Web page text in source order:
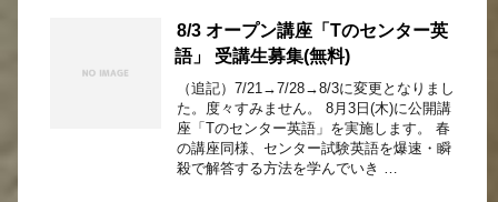
8/3 オープン講座「Tのセンター英
語」 受講生募集(無料)
（追記）7/21→7/28→8/3に変更となりまし
た。度々すみません。 8月3日(木)に公開講
座「Tのセンター英語」を実施します。 春
の講座同様、センター試験英語を爆速・瞬
殺で解答する方法を学んでいき …